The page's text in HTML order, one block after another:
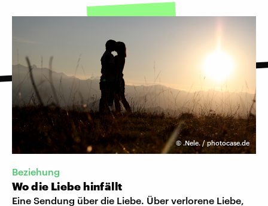
© .Nele. / photocase.de
Beziehung
Wo die Liebe hinfällt
Eine Sendung über die Liebe. Über verlorene Liebe,